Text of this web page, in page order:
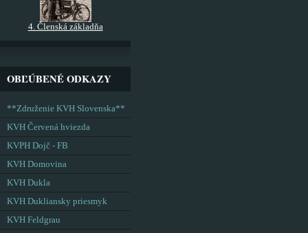
4. Členská základňa
OBĽÚBENÉ ODKAZY
**Združenie KVH Slovenska**
KVH Červená hviezda
KVPH Dojč - FB
KVH Domovina
KVH Dukla
KVH Dukliansky priesmyk
KVH Feldgrau